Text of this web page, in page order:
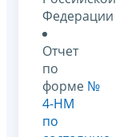
Федерации
Отчет
по
форме №
4-НМ
по